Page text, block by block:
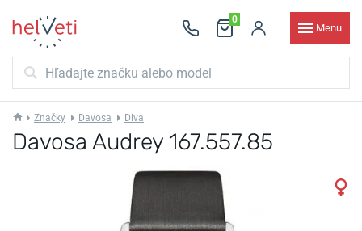
0
Menu
Značky Davosa Diva
Davosa Audrey 167.557.85